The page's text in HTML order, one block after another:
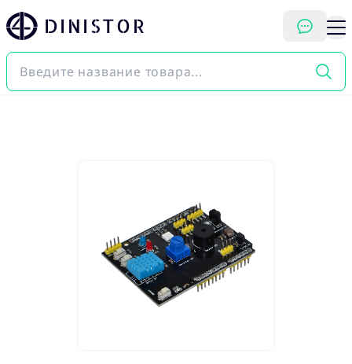
DINISTOR